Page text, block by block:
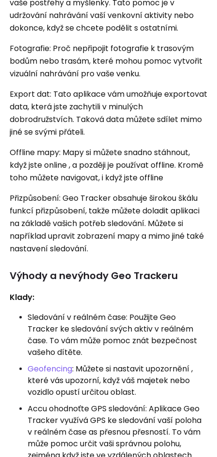
vaše postřehy a myšlenky. Tato pomoc je v
udržování nahrávání vaší venkovní aktivity nebo
dokonce, když se chcete podělit s ostatními.
Fotografie: Proč nepřipojit fotografie k trasovým
bodům nebo trasám, které mohou pomoc vytvořit
vizuální nahrávání pro vaše venku.
Export dat: Tato aplikace vám umožňuje exportovat
data, která jste zachytili v minulých
dobrodružstvích. Taková data můžete sdílet mimo
jiné se svými přáteli.
Offline mapy: Mapy si můžete snadno stáhnout,
když jste online , a později je používat offline. Kromě
toho můžete navigovat, i když jste offline
Přizpůsobení: Geo Tracker obsahuje širokou škálu
funkcí přizpůsobení, takže můžete doladit aplikaci
na základě vašich potřeb sledování. Můžete si
například upravit zobrazení mapy a mimo jiné také
nastavení sledování.
Výhody a nevýhody Geo Trackeru
Klady:
Sledování v reálném čase: Použijte Geo
Tracker ke sledování svých aktiv v reálném
čase. To vám může pomoc znát bezpečnost
vašeho dítěte.
Geofencing: Můžete si nastavit upozornění ,
které vás upozorní, když váš majetek nebo
vozidlo opustí určitou oblast.
Accu ohodnoťte GPS sledování: Aplikace Geo
Tracker využívá GPS ke sledování vaší poloha
v reálném čase as přesnou přesností. To vám
může pomoc určit vaši správnou polohu,